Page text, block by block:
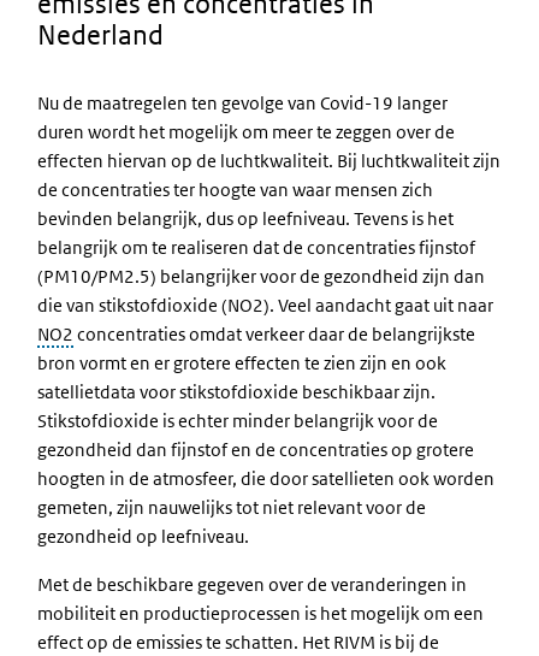
Nederland
Nu de maatregelen ten gevolge van Covid-19 langer
duren wordt het mogelijk om meer te zeggen over de
effecten hiervan op de luchtkwaliteit. Bij luchtkwaliteit zijn
de concentraties ter hoogte van waar mensen zich
bevinden belangrijk, dus op leefniveau. Tevens is het
belangrijk om te realiseren dat de concentraties fijnstof
(PM10/PM2.5) belangrijker voor de gezondheid zijn dan
die van stikstofdioxide (NO2). Veel aandacht gaat uit naar
NO2 concentraties omdat verkeer daar de belangrijkste
bron vormt en er grotere effecten te zien zijn en ook
satellietdata voor stikstofdioxide beschikbaar zijn.
Stikstofdioxide is echter minder belangrijk voor de
gezondheid dan fijnstof en de concentraties op grotere
hoogten in de atmosfeer, die door satellieten ook worden
gemeten, zijn nauwelijks tot niet relevant voor de
gezondheid op leefniveau.
Met de beschikbare gegeven over de veranderingen in
mobiliteit en productieprocessen is het mogelijk om een
effect op de emissies te schatten. Het RIVM is bij de